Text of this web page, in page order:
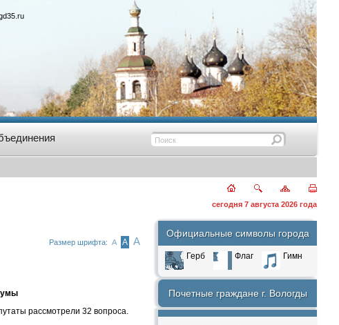
сегодня 7 августа 2026 года
Размер шрифта: А А А
рассмотрели 32 вопроса.
Официальные символы города
Герб Флаг Гимн
Почетные граждане г. Вологды